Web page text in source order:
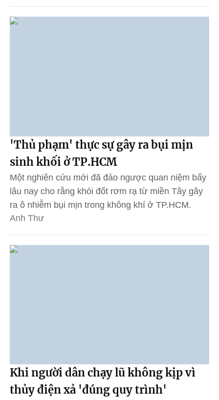
'Thủ phạm' thực sự gây ra bụi mịn
sinh khối ở TP.HCM
Một nghiên cứu mới đã đảo ngược quan niệm bấy
lâu nay cho rằng khói đốt rơm rạ từ miền Tây gây
ra ô nhiễm bụi mịn trong không khí ở TP.HCM.
Anh Thư
Khi người dân chạy lũ không kịp vì
thủy điện xả 'đúng quy trình'